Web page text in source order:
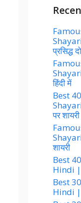
प्रसिद्ध
हिंदी में
Best
पर शायरी
शायरी
Best
Hindi |
Best
Hindi